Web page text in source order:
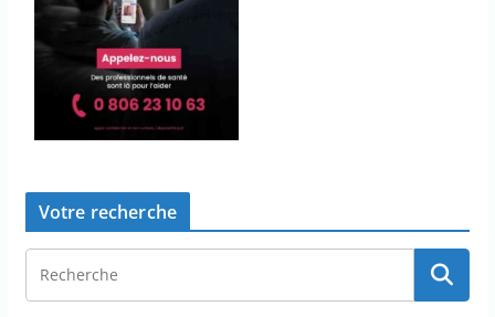
Votre recherche